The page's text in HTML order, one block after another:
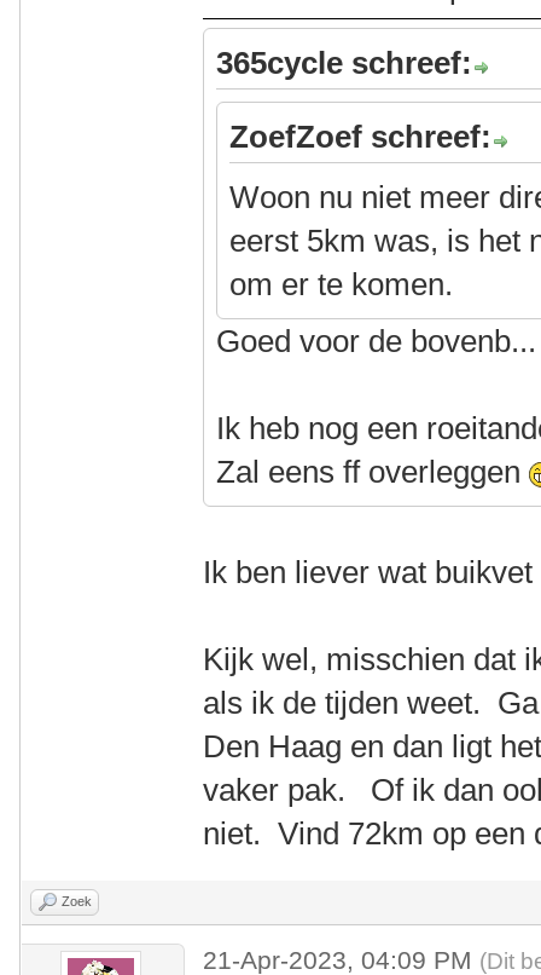
365cycle schreef:
ZoefZoef schreef:
Woon nu niet meer
eerst 5km was, is het
om er te komen.
Goed voor de
Ik heb nog een
Zal eens ff overleggen
Ik ben liever wat
Kijk wel, misschien dat
als ik de tijden weet.
Den Haag en dan ligt
vaker pak. Of ik dan
niet. Vind 72km op een
Zoek
21-Apr-2023, 04:09 PM (Dit